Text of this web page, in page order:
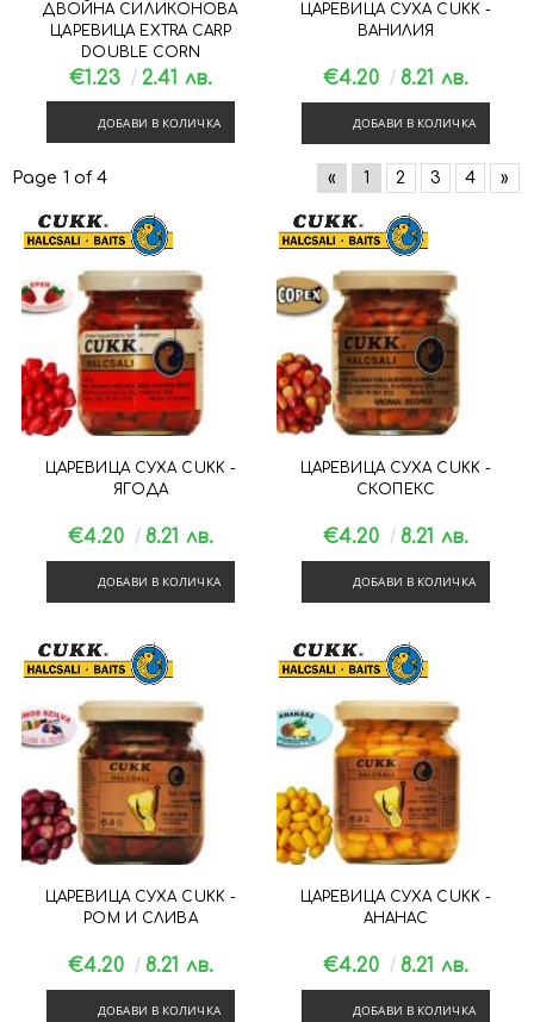
ДВОЙНА СИЛИКОНОВА
ЦАРЕВИЦА EXTRA CARP
DOUBLE CORN
€1.23 2.41 лв.
ДОБАВИ В КОЛИЧКА
ЦАРЕВИЦА СУХА CUKK -
ВАНИЛИЯ
€4.20 8.21 лв.
ДОБАВИ В КОЛИЧКА
Page 1 of 4 « 1 2 3 4 »
ЦАРЕВИЦА СУХА CUKK -
ЯГОДА
€4.20 8.21 лв.
ДОБАВИ В КОЛИЧКА
ЦАРЕВИЦА СУХА CUKK -
СКОПЕКС
€4.20 8.21 лв.
ДОБАВИ В КОЛИЧКА
ЦАРЕВИЦА СУХА CUKK -
РОМ И СЛИВА
€4.20 8.21 лв.
ДОБАВИ В КОЛИЧКА
ЦАРЕВИЦА СУХА CUKK -
АНАНАС
€4.20 8.21 лв.
ДОБАВИ В КОЛИЧКА